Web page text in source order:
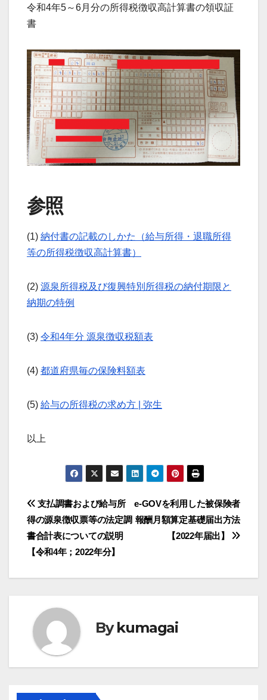
令和4年5～6月分の所得税徴収高計算書の領収証
書
参照
(1) 納付書の記載のしかた（給与所得・退職所得
等の所得税徴収高計算書）
(2) 源泉所得税及び復興特別所得税の納付期限と
納期の特例
(3) 令和4年分 源泉徴収税額表
(4) 都道府県毎の保険料額表
(5) 給与の所得税の求め方 | 弥生
以上
投
稿
ナ
ビ
ゲ
ー
シ
e-GOVを利用した被保険者
報酬月額算定基礎届出方法
【2022年届出】
支払調書および給与所
得の源泉徴収票等の法定調
書合計表についての説明
【令和4年；2022年分】
Bykumagai